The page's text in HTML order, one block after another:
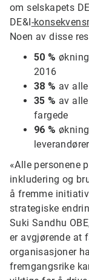
om selskapets
DE&I -
Noen av disse
50 %
2016
38 % av
35 % av
fargede
96 %
leverandører
«Alle personene
inkludering og
å fremme
strategiske
Suki Sandhu
er avgjørende at
organisasjoner
fremgangsrike